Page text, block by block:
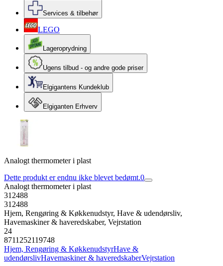
Services & tilbehør
LEGO
Lageroprydning
Ugens tilbud - og andre gode priser
Elgigantens Kundeklub
Elgiganten Erhverv
Analogt thermometer i plast
Dette produkt er endnu ikke blevet bedømt.0
Analogt thermometer i plast
312488
312488
Hjem, Rengøring & Køkkenudstyr, Have & udendørsliv,
Havemaskiner & haveredskaber, Vejrstation
24
8711252119748
Hjem, Rengøring & KøkkenudstyrHave &
udendørslivHavemaskiner & haveredskaberVejrstation